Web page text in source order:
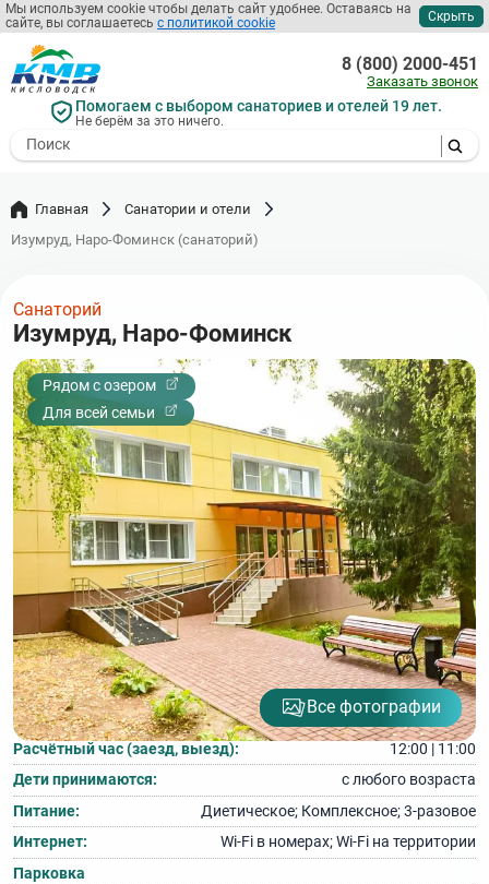
Мы используем cookie чтобы делать сайт удобнее. Оставаясь на
сайте, вы соглашаетесь с политикой cookie Скрыть
Перейти
к
основному
содержанию
Помогаем с выбором санаториев и отелей 19 лет.
Не берём за это ничего.
- I agree to the processing of my
8 (800) 2000-451
Заказать звонок
Главная
Санатории и отели
Изумруд, Наро-Фоминск (санаторий)
Санаторий
Изумруд, Наро-Фоминск
Рядом с озером
Для всей семьи
Все фотографии
Расчётный час (заезд, выезд):
12:00 | 11:00
Дети принимаются:
с любого возраста
Питание:
Диетическое; Комплексное; 3‑разовое
Интернет:
Wi‑Fi в номерах; Wi‑Fi на территории
Парковка